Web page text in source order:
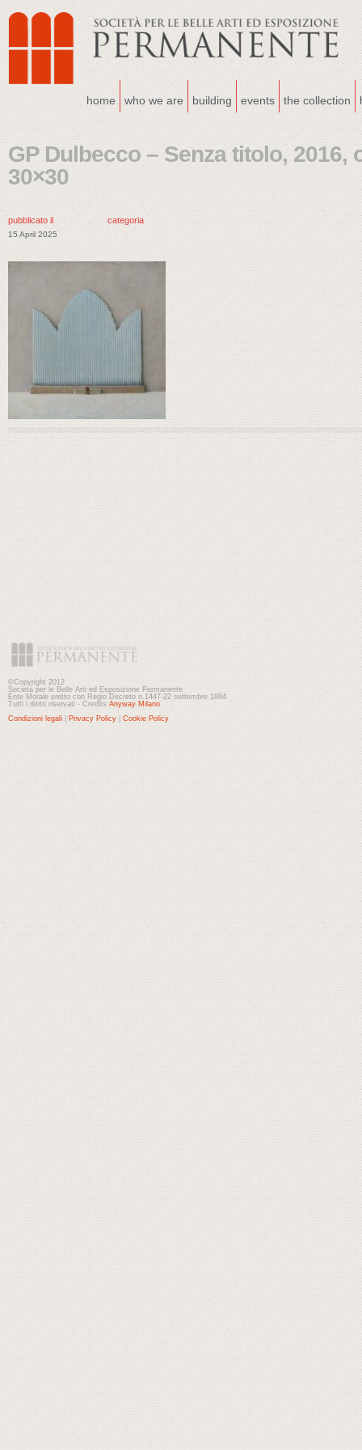
home who we are building events the collection
GP Dulbecco – Senza titolo, 2016,
30×30
pubblicato il
15 April 2025
categoria
©Copyright 2012
Società per le Belle Arti ed Esposizione Permanente
Ente Morale eretto con Regio Decreto n.1447-22 settembre 1884
Tutti i diritti riservati - Credits Anyway Milano
Condizioni legali
Privacy Policy Cookie Policy